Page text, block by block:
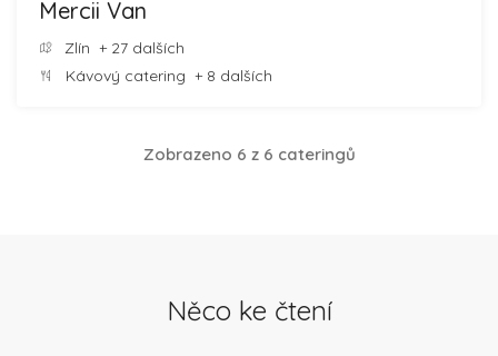
Mercii Van
Zlín + 27 dalších
Kávový catering + 8 dalších
Zobrazeno 6 z 6 cateringů
Něco ke čtení